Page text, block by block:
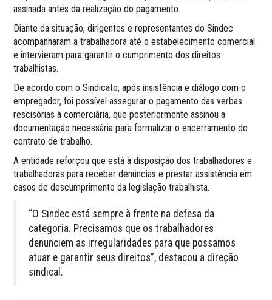
assinada antes da realização do pagamento.
Diante da situação, dirigentes e representantes do Sindec
acompanharam a trabalhadora até o estabelecimento comercial
e intervieram para garantir o cumprimento dos direitos
trabalhistas.
De acordo com o Sindicato, após insistência e diálogo com o
empregador, foi possível assegurar o pagamento das verbas
rescisórias à comerciária, que posteriormente assinou a
documentação necessária para formalizar o encerramento do
contrato de trabalho.
A entidade reforçou que está à disposição dos trabalhadores e
trabalhadoras para receber denúncias e prestar assistência em
casos de descumprimento da legislação trabalhista.
“O Sindec está sempre à frente na defesa da
categoria. Precisamos que os trabalhadores
denunciem as irregularidades para que possamos
atuar e garantir seus direitos”, destacou a direção
sindical.